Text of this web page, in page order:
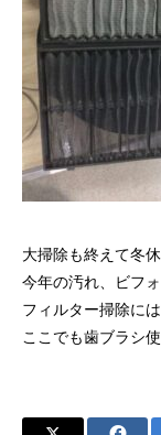
大掃除も終えて冬
今年の汚れ、ビフ
フィルター掃除に
ここでも歯ブラシ